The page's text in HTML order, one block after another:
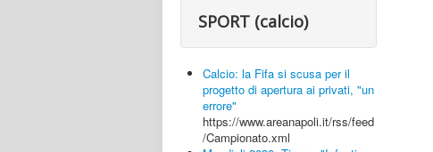
SPORT (calcio)
Calcio: la Fifa si scusa per il
progetto di apertura ai privati, "un
errore"
https://www.areanapoli.it/rss/feed
/Campionato.xml